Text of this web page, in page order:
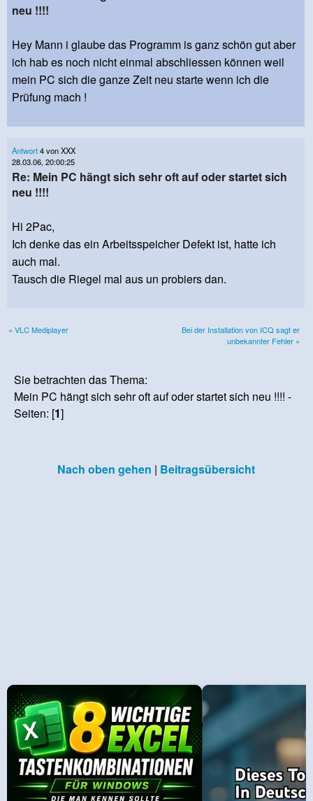
neu !!!!
Hey Mann i glaube das Programm is ganz schön gut aber
ich hab es noch nicht einmal abschliessen können weil
mein PC sich die ganze Zeit neu starte wenn ich die
Prüfung mach !
Antwort4 von XXX
28.03.06, 20:00:25
Re: Mein PC hängt sich sehr oft auf oder startet sich
neu !!!!
Hi 2Pac,
Ich denke das ein Arbeitsspeicher Defekt ist, hatte ich
auch mal.
Tausch die Riegel mal aus un probiers dan.
« VLC Mediplayer
Bei der Installation von ICQ sagt er
unbekannter Fehler »
Sie betrachten das Thema:
Mein PC hängt sich sehr oft auf oder startet sich neu !!!! -
Seiten: [1]
Nach oben gehen | Beitragsübersicht